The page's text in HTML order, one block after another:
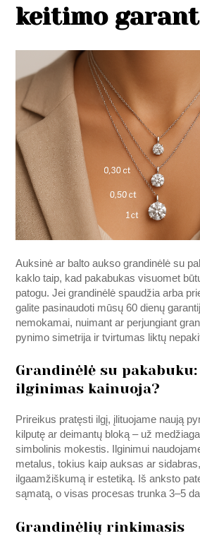
keitimo
Auksinė ar balto aukso grandinėlė su
kaklo taip, kad pakabukas visuomet
patogu. Jei grandinėlė spaudžia arba
galite pasinaudoti mūsų 60 dienų
nemokamai, nuimant ar perjungiant
pynimo simetrija ir tvirtumas liktų
Grandinėlė su pakabuku:
ilginimas kainuoja?
Prireikus pratęsti ilgį, įlituojame naują
kilputę ar deimantų bloką – už
simbolinis mokestis. Ilginimui
metalus, tokius kaip auksas ar
ilgaamžiškumą ir estetiką. Iš anksto
sąmatą, o visas procesas trunka 3–5
Grandinėlių rinkimasis